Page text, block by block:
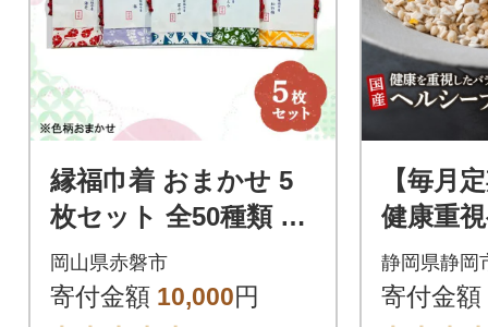
縁福巾着 おまかせ 5
枚セット 全50種類 以
上 巾着 巾着袋[NO576
5-1333]
岡山県赤磐市
寄付金額 10,000円
【毎月
健康重
レンド
回
静岡県静岡
寄付金額